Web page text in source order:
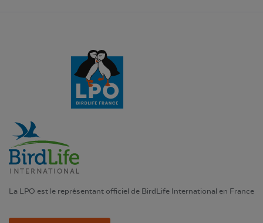
La LPO est le représentant officiel de BirdLife International en France